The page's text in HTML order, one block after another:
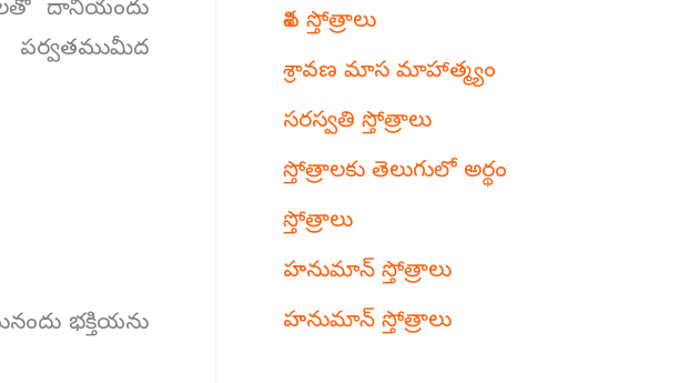
దానియందు
పర్వతముమీద
భక్తియను
శివ స్తోత్రాలు
శ్రావణ మాస మాహాత్మ్యం
సరస్వతి స్తోత్రాలు
స్తోత్రాలకు తెలుగులో అర్థం
స్తోత్రాలు
హనుమాన్ స్తోత్రాలు
హనుమాన్ స్తోత్రాలు